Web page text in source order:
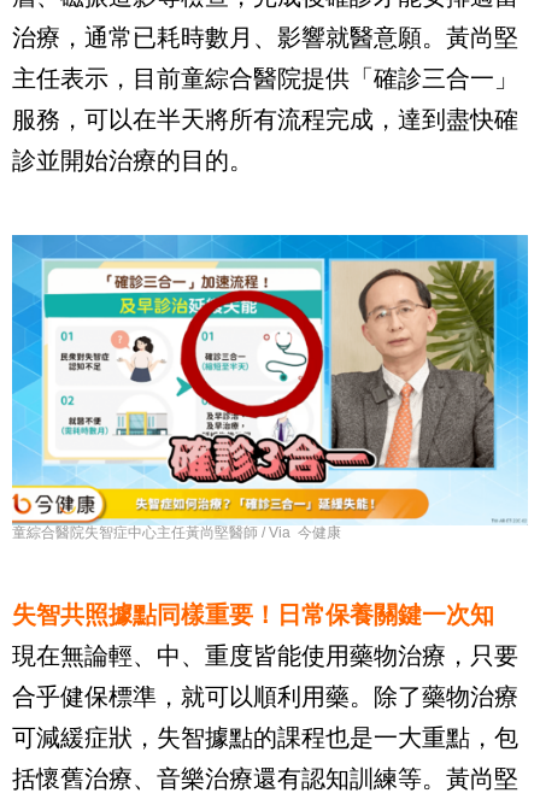
治療，通常已耗時數月、影響就醫意願。黃尚堅
主任表示，目前童綜合醫院提供「確診三合一」
服務，可以在半天將所有流程完成，達到盡快確
診並開始治療的目的。
童綜合醫院失智症中心主任黃尚堅醫師 / Via 今健康
失智共照據點同樣重要！日常保養關鍵一次知
現在無論輕、中、重度皆能使用藥物治療，只要
合乎健保標準，就可以順利用藥。除了藥物治療
可減緩症狀，失智據點的課程也是一大重點，包
括懷舊治療、音樂治療還有認知訓練等。黃尚堅